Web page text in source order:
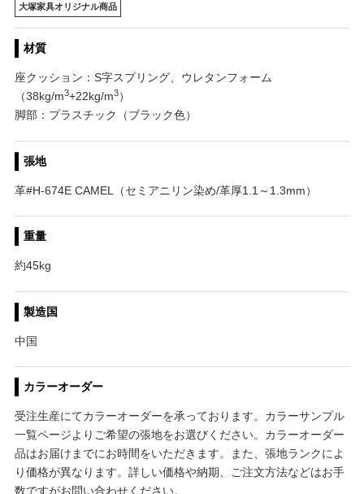
大塚家具オリジナル商品
材質
座クッション：S字スプリング、ウレタンフォーム
（38kg/m3+22kg/m3）
脚部：プラスチック（ブラック色）
張地
革#H-674E CAMEL（セミアニリン染め/革厚1.1～1.3mm）
重量
約45kg
製造国
中国
カラーオーダー
受注生産にてカラーオーダーを承っております。カラーサンプル
一覧ページよりご希望の張地をお選びください。カラーオーダー
品はお届けまでにお時間をいただきます。また、張地ランクによ
り価格が異なります。詳しい価格や納期、ご注文方法などはお手
数ですがお問い合わせください。